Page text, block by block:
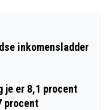
inkomensladder
je er 8,1 procent
procent